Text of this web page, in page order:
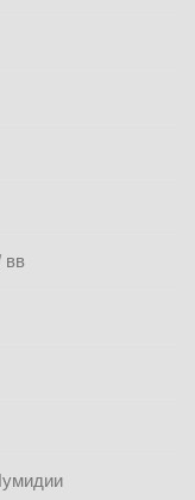
вв